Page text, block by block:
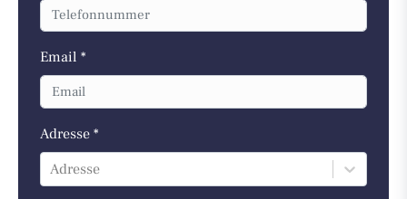
Email *
Adresse *
Adresse